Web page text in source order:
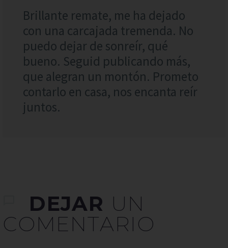
Brillante remate, me ha dejado
con una carcajada tremenda. No
puedo dejar de sonreír, qué
bueno. Seguid publicando más,
que alegran un montón. Prometo
contarlo en casa, nos encanta reír
juntos.
DEJAR UN
COMENTARIO